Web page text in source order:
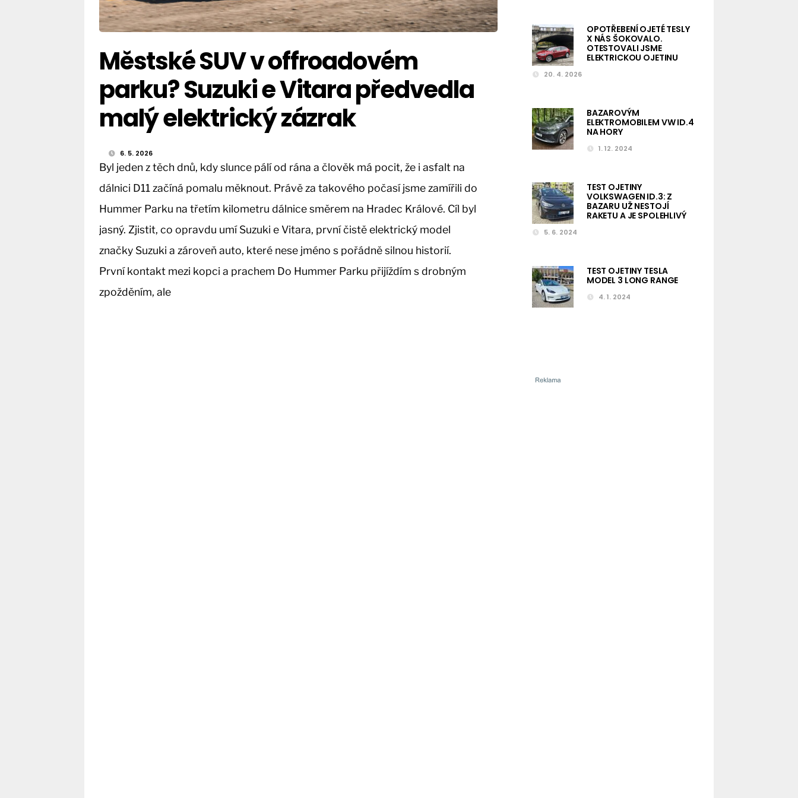
Městské SUV v offroadovém
parku? Suzuki e Vitara předvedla
malý elektrický zázrak
6. 5. 2026
Byl jeden z těch dnů, kdy slunce pálí od rána a člověk má pocit, že i asfalt na
dálnici D11 začíná pomalu měknout. Právě za takového počasí jsme zamířili do
Hummer Parku na třetím kilometru dálnice směrem na Hradec Králové. Cíl byl
jasný. Zjistit, co opravdu umí Suzuki e Vitara, první čistě elektrický model
značky Suzuki a zároveň auto, které nese jméno s pořádně silnou historií.
První kontakt mezi kopci a prachem Do Hummer Parku přijíždím s drobným
zpožděním, ale
OPOTŘEBENÍ OJETÉ TESLY
X NÁS ŠOKOVALO.
OTESTOVALI JSME
ELEKTRICKOU OJETINU
20. 4. 2026
BAZAROVÝM
ELEKTROMOBILEM VW ID.4
NA HORY
1. 12. 2024
TEST OJETINY
VOLKSWAGEN ID.3: Z
BAZARU UŽ NESTOJÍ
RAKETU A JE SPOLEHLIVÝ
5. 6. 2024
TEST OJETINY TESLA
MODEL 3 LONG RANGE
4. 1. 2024